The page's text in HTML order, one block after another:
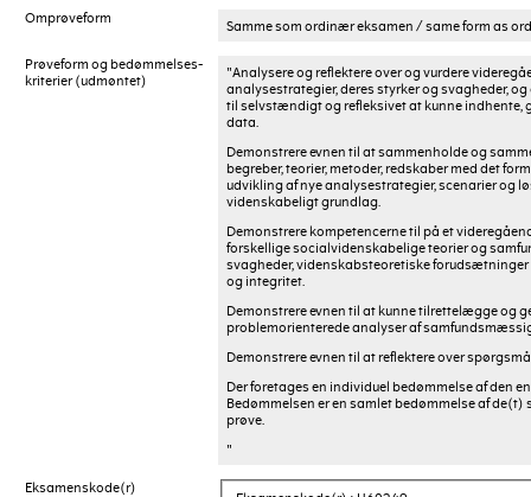
Omprøveform Samme som ordinær eksamen / same form as
Prøveform og bedømmelses-
kriterier (udmøntet)
"Analysere og reflektere over og vurdere
analysestrategier, deres styrker og svagheder,
til selvstændigt og refleksivet at kunne indhente,
data.
Demonstrere evnen til at sammenholde og
begreber, teorier, metoder, redskaber med det
udvikling af nye analysestrategier, scenarier og
videnskabeligt grundlag.
Demonstrere kompetencerne til på et
forskellige socialvidenskabelige teorier og
svagheder, videnskabsteoretiske
og integritet.
Demonstrere evnen til at kunne tilrettelægge og
problemorienterede analyser af
Demonstrere evnen til at reflektere over
Der foretages en individuel bedømmelse af den
Bedømmelsen er en samlet bedømmelse af
prøve.
"
Eksamenskode(r)